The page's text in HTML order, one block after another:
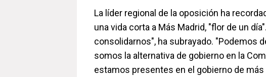
La líder regional de la oposición ha
una vida corta a Más Madrid, "flor de un
consolidarnos", ha subrayado. "Podemos
somos la alternativa de gobierno en la
estamos presentes en el gobierno de